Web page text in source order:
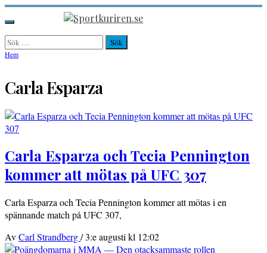
Hoppa
till
innehåll
Sportkuriren.se
Primär
meny
Sök
efter:
Hem
Carla Esparza
Carla Esparza och Tecia Pennington
kommer att mötas på UFC 307
Carla Esparza och Tecia Pennington kommer att mötas i en
spännande match på UFC 307,
AvCarl Strandberg/3:e augusti kl 12:02